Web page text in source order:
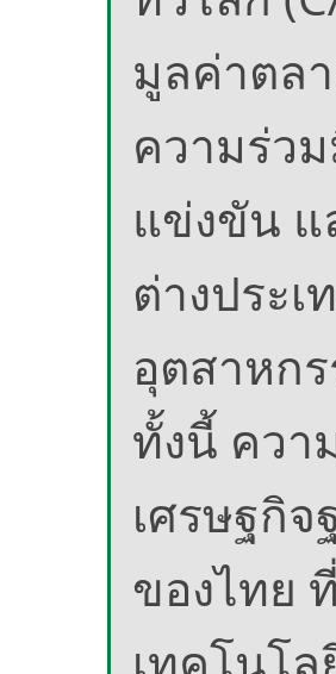
มูลค่าตล
ความร่ว
แข่งขัน แ
ต่างประ
อุตสาหก
ทั้งนี้ ควา
เศรษฐกิ
ของไทย
เทคโนโ